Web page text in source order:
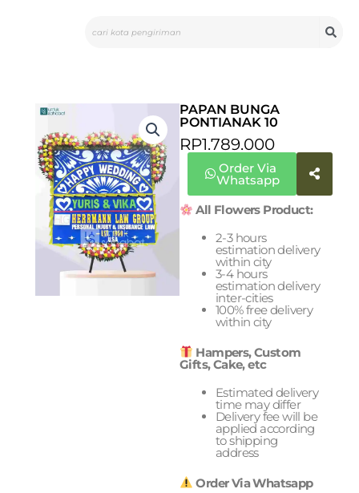
PAPAN BUNGA
PONTIANAK 10
RP1.789.000
Order Via
Whatsapp
All Flowers Product:
2-3 hours
estimation delivery
within city
3-4 hours
estimation delivery
inter-cities
100% free delivery
within city
Hampers, Custom
Gifts, Cake, etc
Estimated delivery
time may differ
Delivery fee will be
applied according
to shipping
address
Order Via Whatsapp